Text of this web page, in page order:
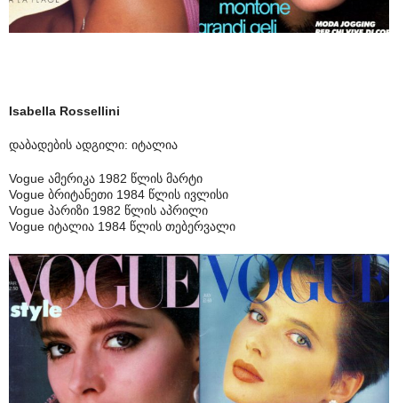
Isabella Rossellini
დაბადების ადგილი: იტალია
Vogue ამერიკა 1982 წლის მარტი
Vogue ბრიტანეთი 1984 წლის ივლისი
Vogue პარიზი 1982 წლის აპრილი
Vogue იტალია 1984 წლის თებერვალი